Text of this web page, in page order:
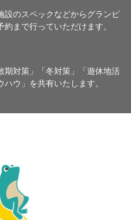
設のスペックなどからグランピ
まで行っていただけます。
期対策」「冬対策」「遊休地活
ウ」を共有いたします。